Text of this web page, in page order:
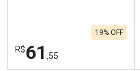
R$61 ,55
19% OFF